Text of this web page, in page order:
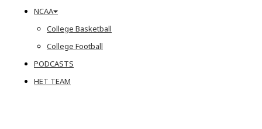
NCAA
College Basketball
College Football
PODCASTS
HET TEAM